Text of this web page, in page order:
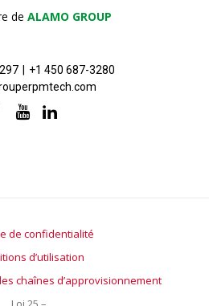
de ALAMO GROUP
+1 450 687-3280
de confidentialité
d’utilisation
chaînes d’approvisionnement